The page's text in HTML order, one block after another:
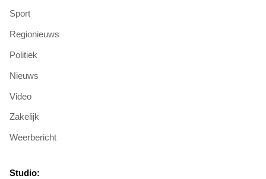
Sport
Regionieuws
Politiek
Nieuws
Video
Zakelijk
Weerbericht
Studio: